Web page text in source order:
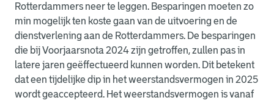
Rotterdammers neer te leggen. Besparingen moeten zo
min mogelijk ten koste gaan van de uitvoering en de
dienstverlening aan de Rotterdammers. De besparingen
die bij Voorjaarsnota 2024 zijn getroffen, zullen pas in
latere jaren geëffectueerd kunnen worden. Dit betekent
dat een tijdelijke dip in het weerstandsvermogen in 2025
wordt geaccepteerd. Het weerstandsvermogen is vanaf